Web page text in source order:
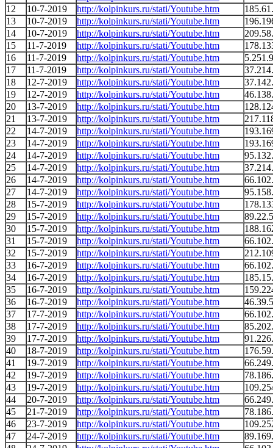
12
10-7-2019 http://kolpinkurs.ru/stati/Youtube.htm
13
10-7-2019 http://kolpinkurs.ru/stati/Youtube.htm
14
10-7-2019 http://kolpinkurs.ru/stati/Youtube.htm
15
11-7-2019 http://kolpinkurs.ru/stati/Youtube.htm
16
11-7-2019 http://kolpinkurs.ru/stati/Youtube.htm
17
11-7-2019 http://kolpinkurs.ru/stati/Youtube.htm
18
12-7-2019 http://kolpinkurs.ru/stati/Youtube.htm
19
12-7-2019 http://kolpinkurs.ru/stati/Youtube.htm
20
13-7-2019 http://kolpinkurs.ru/stati/Youtube.htm
21
13-7-2019 http://kolpinkurs.ru/stati/Youtube.htm
22
14-7-2019 http://kolpinkurs.ru/stati/Youtube.htm
23
14-7-2019 http://kolpinkurs.ru/stati/Youtube.htm
24
14-7-2019 http://kolpinkurs.ru/stati/Youtube.htm
25
14-7-2019 http://kolpinkurs.ru/stati/Youtube.htm
26
14-7-2019 http://kolpinkurs.ru/stati/Youtube.htm
27
14-7-2019 http://kolpinkurs.ru/stati/Youtube.htm
28
15-7-2019 http://kolpinkurs.ru/stati/Youtube.htm
29
15-7-2019 http://kolpinkurs.ru/stati/Youtube.htm
30
15-7-2019 http://kolpinkurs.ru/stati/Youtube.htm
31
15-7-2019 http://kolpinkurs.ru/stati/Youtube.htm
32
15-7-2019 http://kolpinkurs.ru/stati/Youtube.htm
33
16-7-2019 http://kolpinkurs.ru/stati/Youtube.htm
34
16-7-2019 http://kolpinkurs.ru/stati/Youtube.htm
35
16-7-2019 http://kolpinkurs.ru/stati/Youtube.htm
36
16-7-2019 http://kolpinkurs.ru/stati/Youtube.htm
37
17-7-2019 http://kolpinkurs.ru/stati/Youtube.htm
38
17-7-2019 http://kolpinkurs.ru/stati/Youtube.htm
39
17-7-2019 http://kolpinkurs.ru/stati/Youtube.htm
40
18-7-2019 http://kolpinkurs.ru/stati/Youtube.htm
41
19-7-2019 http://kolpinkurs.ru/stati/Youtube.htm
42
19-7-2019 http://kolpinkurs.ru/stati/Youtube.htm
43
19-7-2019 http://kolpinkurs.ru/stati/Youtube.htm
44
20-7-2019 http://kolpinkurs.ru/stati/Youtube.htm
45
21-7-2019 http://kolpinkurs.ru/stati/Youtube.htm
46
23-7-2019 http://kolpinkurs.ru/stati/Youtube.htm
47
24-7-2019 http://kolpinkurs.ru/stati/Youtube.htm